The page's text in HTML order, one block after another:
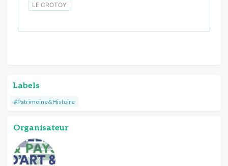
LE CROTOY
Labels
#Patrimoine&Histoire
Organisateur